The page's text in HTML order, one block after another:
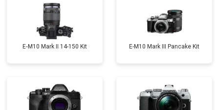
E‑M10 Mark II 14-150 Kit E-M10 Mark III Pancake Kit